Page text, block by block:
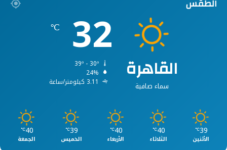
الطقس
القاهرة
سماء صافية
32
℃
24%
3.11 كيلومتر/ساعة
39
℃
الأثنين
40
℃
الثلاثاء
40
℃
الأربعاء
39
℃
الخميس
40
℃
الجمعة